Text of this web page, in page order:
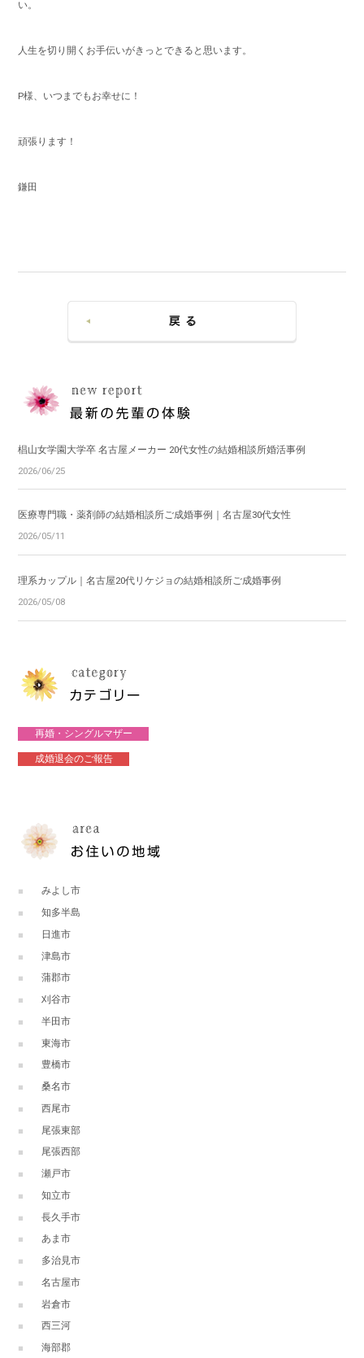
い。
人生を切り開くお手伝いがきっとできると思います。
P様、いつまでもお幸せに！
頑張ります！
鎌田
椙山女学園大学卒 名古屋メーカー 20代女性の結婚相談所婚活事例
2026/06/25
医療専門職・薬剤師の結婚相談所ご成婚事例｜名古屋30代女性
2026/05/11
理系カップル｜名古屋20代リケジョの結婚相談所ご成婚事例
2026/05/08
再婚・シングルマザー
成婚退会のご報告
みよし市
知多半島
日進市
津島市
蒲郡市
刈谷市
半田市
東海市
豊橋市
桑名市
西尾市
尾張東部
尾張西部
瀬戸市
知立市
長久手市
あま市
多治見市
名古屋市
岩倉市
西三河
海部郡